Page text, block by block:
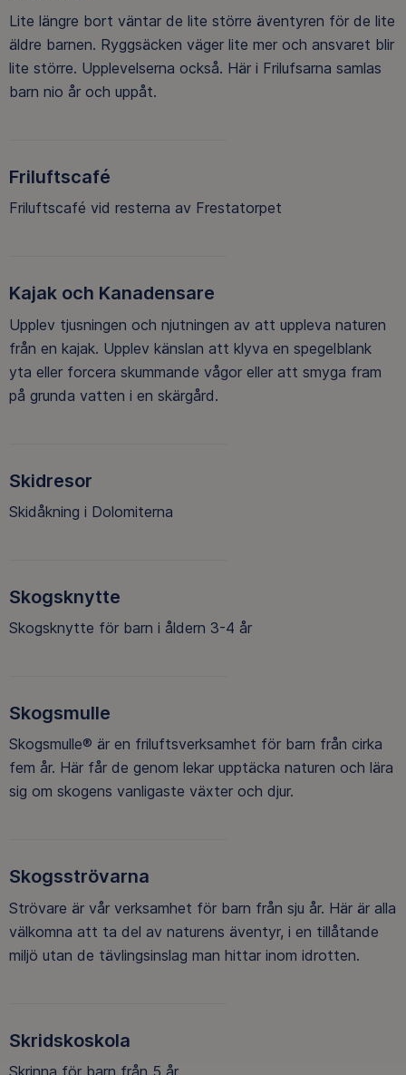
Lite längre bort väntar de lite större äventyren för de lite
äldre barnen. Ryggsäcken väger lite mer och ansvaret blir
lite större. Upplevelserna också. Här i Frilufsarna samlas
barn nio år och uppåt.
Friluftscafé
Friluftscafé vid resterna av Frestatorpet
Kajak och Kanadensare
Upplev tjusningen och njutningen av att uppleva naturen
från en kajak. Upplev känslan att klyva en spegelblank
yta eller forcera skummande vågor eller att smyga fram
på grunda vatten i en skärgård.
Skidresor
Skidåkning i Dolomiterna
Skogsknytte
Skogsknytte för barn i åldern 3-4 år
Skogsmulle
Skogsmulle® är en friluftsverksamhet för barn från cirka
fem år. Här får de genom lekar upptäcka naturen och lära
sig om skogens vanligaste växter och djur.
Skogsströvarna
Strövare är vår verksamhet för barn från sju år. Här är alla
välkomna att ta del av naturens äventyr, i en tillåtande
miljö utan de tävlingsinslag man hittar inom idrotten.
Skridskoskola
Skrinna för barn från 5 år.